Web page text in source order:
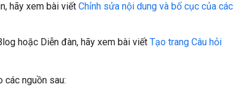
hãy xem bài viết Chỉnh sửa nội dung và bố cục của các
hoặc Diễn đàn, hãy xem bài viết Tạo trang Câu hỏi
các nguồn sau: